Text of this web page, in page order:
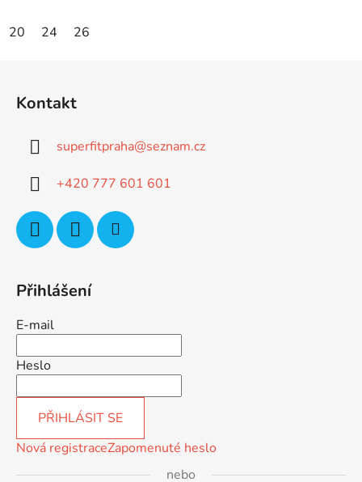
20 24 26
Kontakt
superfitpraha@seznam.cz
+420 777 601 601
Přihlášení
E-mail
Heslo
PŘIHLÁSIT SE
Nová registraceZapomenuté heslo
nebo